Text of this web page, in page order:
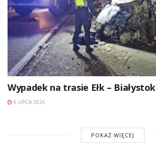
Wypadek na trasie Ełk – Białystok
6 LIPCA 2026
POKAŻ WIĘCEJ